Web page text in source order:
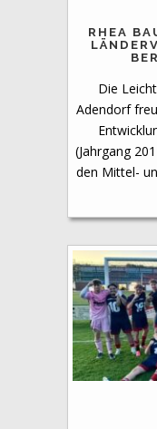
RHEA
Die
Adendorf
(Jahrgang
den Mittel-